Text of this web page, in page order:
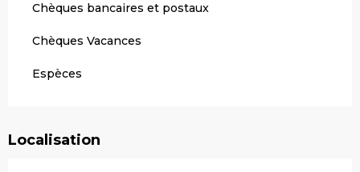
Chèques bancaires et postaux
Chèques Vacances
Espèces
Localisation